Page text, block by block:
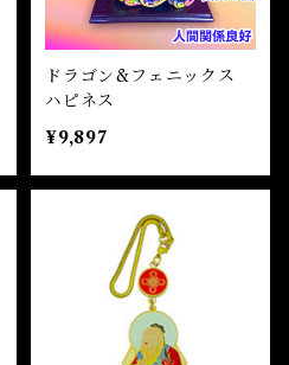
ドラゴン&フェニックス
ハピネス
¥9,897